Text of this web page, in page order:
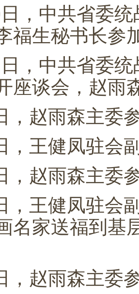
，中共省委
福生秘书长参
，中共省委
座谈会，赵雨
，赵雨森主委
，王健凤驻会
，赵雨森主委
，王健凤驻会
名家送福到基
，赵雨森主委